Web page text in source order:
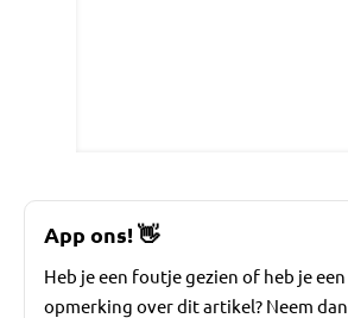
App ons!👋
Heb je een foutje gezien of heb je een
opmerking over dit artikel? Neem dan